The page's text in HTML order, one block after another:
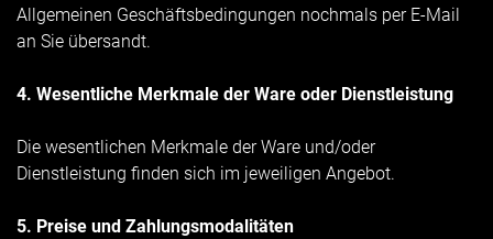
Allgemeinen Geschäftsbedingungen nochmals per E-Mail
an Sie übersandt.
4. Wesentliche Merkmale der Ware oder Dienstleistung
Die wesentlichen Merkmale der Ware und/oder
Dienstleistung finden sich im jeweiligen Angebot.
5. Preise und Zahlungsmodalitäten